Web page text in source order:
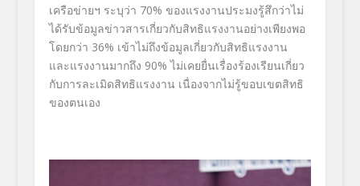
เครือข่ายฯ ระบุว่า 70% ของแรงงานประมงรู้สึกว่าไม่
ได้รับข้อมูลข่าวสารเกี่ยวกับสิทธิแรงงานอย่างเพียงพอ
โดยกว่า 36% เข้าไม่ถึงข้อมูลเกี่ยวกับสิทธิแรงงาน
และแรงงานมากถึง 90% ไม่เคยยื่นเรื่องร้องเรียนเกี่ยว
กับการละเมิดสิทธิแรงงาน เนื่องจากไม่รู้ขอบเขตสิทธิ
ของตนเอง